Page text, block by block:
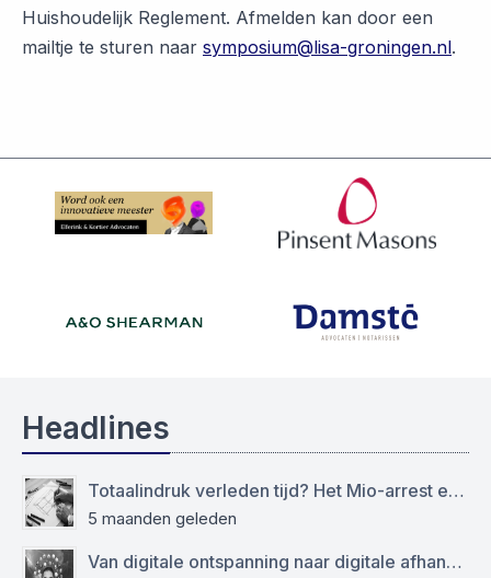
Huishoudelijk Reglement. Afmelden kan door een
mailtje te sturen naar symposium@lisa-groningen.nl.
Headlines
Totaalindruk verleden tijd? Het Mio-arrest en de grens tussen het modellen- en auteursrecht
5 maanden geleden
Van digitale ontspanning naar digitale afhankelijkheid: functioneren sociale media als virtuele drugs?